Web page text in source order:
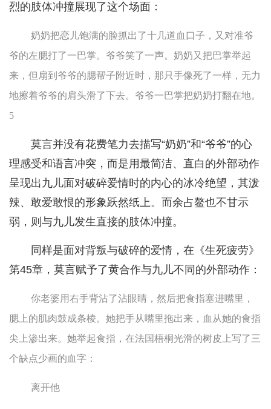
烈的肢体冲撞展现了这个场面：
奶奶把恋儿饱满的脸抓出了十几道血口子，又对准爷
爷的左腮打了一巴掌。爷爷笑了一声。奶奶又把巴掌举起
来，但扇到爷爷的腮帮子附近时，那只手像死了一样，无力
地擦着爷爷的肩头滑了下去。爷爷一巴掌把奶奶打翻在地。
5
莫言并没有花费笔力去描写“奶奶”和“爷爷”的心
理感受和语言冲突，而是用最简洁、直白的外部动作
呈现出九儿面对破碎爱情时的内心的冰冷绝望，其泼
辣、敢爱敢恨的形象跃然纸上。而余占鳌也不甘示
弱，则与九儿发生直接的肢体冲撞。
同样是面对背叛与破碎的爱情，在《生死疲劳》
第45章，莫言赋予了黄合作与九儿不同的外部动作：
你老婆用右手背沾了沾眼睛，然后把食指塞进嘴里，
腮上的肌肉鼓成条棱。她把手从嘴里拖出来，血从她的食指
尖上渗出来。她举起食指，在法国梧桐光滑的树皮上写了三
个缺点少画的血字：
离开他